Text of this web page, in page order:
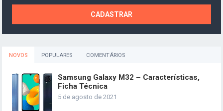
NOVOS POPULARES COMENTÁRIOS
Samsung Galaxy M32 – Características,
Ficha Técnica
5 de agosto de 2021